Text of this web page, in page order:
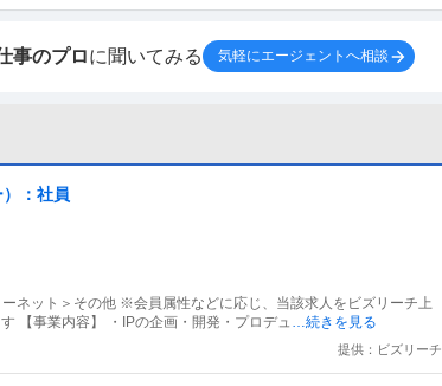
事のプロに聞いてみる 気軽にエージェントへ相談
：社員
ーネット＞その他 ※会員属性などに応じ、当該求人をビズリーチ上
【事業内容】 ・IPの企画・開発・プロデュ …続きを見る
提供：ビズリーチ